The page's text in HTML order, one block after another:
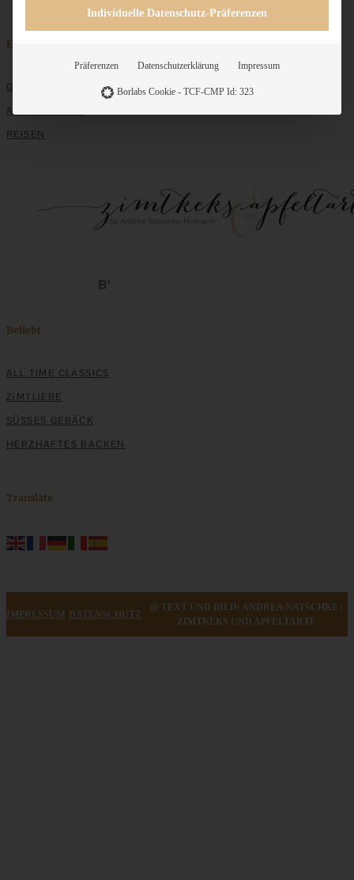
Entdecken
GRUNDLAGEN
ALLE REZEPTE
REISEN
Beliebt
ALL TIME CLASSICS
ZIMTLIEBE
SÜSSES GEBÄCK
HERZHAFTES BACKEN
Translate
IMPRESSUM DATENSCHUTZ
@ TEXT UND BILD: ANDREA NATSCHKE |
ZIMTKEKS UND APFELTARTE
Individuelle Datenschutz-Präferenzen
Präferenzen Datenschutzerklärung Impressum
Borlabs Cookie - TCF-CMP Id: 323